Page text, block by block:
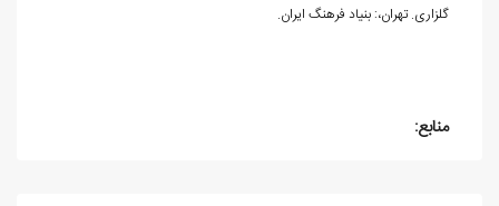
گلزاری. تهران،: بنیاد فرهنگ ایران.
منابع: